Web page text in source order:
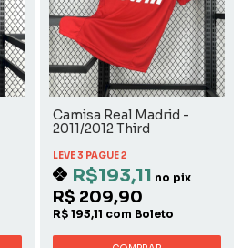
Camisa Real Madrid -
2011/2012 Third
LEVE 3 PAGUE 2
R$193,11 no pix
R$ 209,90
R$ 193,11 com Boleto